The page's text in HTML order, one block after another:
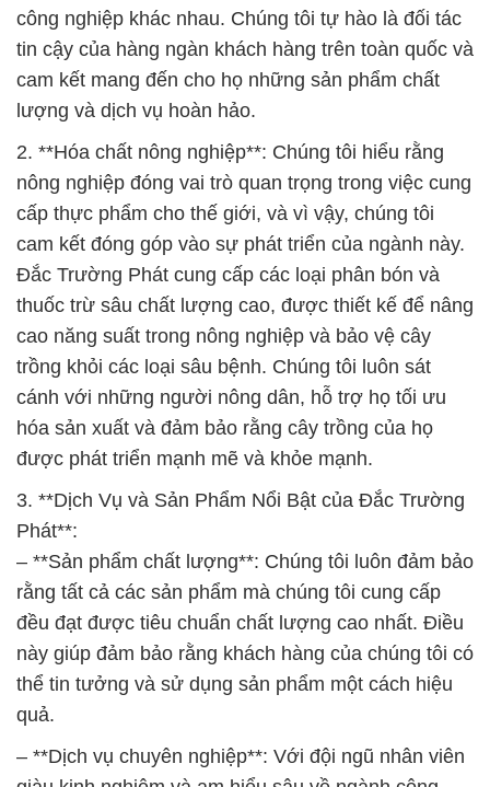
công nghiệp khác nhau. Chúng tôi tự hào là đối tác
tin cậy của hàng ngàn khách hàng trên toàn quốc và
cam kết mang đến cho họ những sản phẩm chất
lượng và dịch vụ hoàn hảo.
2. **Hóa chất nông nghiệp**: Chúng tôi hiểu rằng
nông nghiệp đóng vai trò quan trọng trong việc cung
cấp thực phẩm cho thế giới, và vì vậy, chúng tôi
cam kết đóng góp vào sự phát triển của ngành này.
Đắc Trường Phát cung cấp các loại phân bón và
thuốc trừ sâu chất lượng cao, được thiết kế để nâng
cao năng suất trong nông nghiệp và bảo vệ cây
trồng khỏi các loại sâu bệnh. Chúng tôi luôn sát
cánh với những người nông dân, hỗ trợ họ tối ưu
hóa sản xuất và đảm bảo rằng cây trồng của họ
được phát triển mạnh mẽ và khỏe mạnh.
3. **Dịch Vụ và Sản Phẩm Nổi Bật của Đắc Trường
Phát**:
– **Sản phẩm chất lượng**: Chúng tôi luôn đảm bảo
rằng tất cả các sản phẩm mà chúng tôi cung cấp
đều đạt được tiêu chuẩn chất lượng cao nhất. Điều
này giúp đảm bảo rằng khách hàng của chúng tôi có
thể tin tưởng và sử dụng sản phẩm một cách hiệu
quả.
– **Dịch vụ chuyên nghiệp**: Với đội ngũ nhân viên